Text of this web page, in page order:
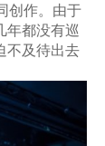
创作。由于
年都没有巡
不及待出去